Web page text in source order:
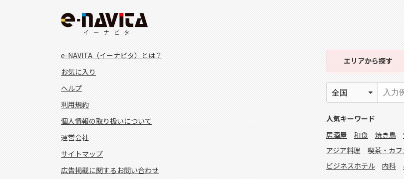
e-NAVITA（イーナビタ）とは？
お気に入り
ヘルプ
利用規約
個人情報の取り扱いについて
運営会社
サイトマップ
広告掲載に関するお問い合わせ
エリアから探す
人気キーワード
居酒屋
和食 焼き鳥
アジア料理
喫茶・カフ
ビジネスホテル
内科